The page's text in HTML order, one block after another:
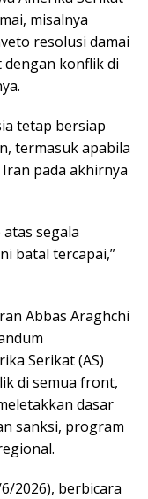
misalnya
resolusi damai
dengan konflik di
tetap bersiap
termasuk apabila
pada akhirnya
segala
batal tercapai,”
Abbas Araghchi
Serikat (AS)
di semua front,
dasar
sanksi, program
2026), berbicara